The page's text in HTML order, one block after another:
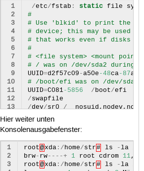
1
2
3
4
5
6
7
8
9
10
11
12
13
/etc/fstab : static file
#
# Use 'blkid' to print the
# device; this may be used
# that works even if disks
#
# <file system> <mount
# / was on /dev/sda2 during
UUID=d2f57c09 -a50e -48ca-87af
# /boot/efi was on /dev/
UUID=C081-5856 /boot/efi
/swapfile
/dev/sr0 / nosuid,nodev,
Hier weiter unten
Konsolenausgabefenster:
1
2
3
root@xda :/home/str# ls -la
brw- rw----+ 1 root cdrom 11,
root@xda :/home/str# ls -la